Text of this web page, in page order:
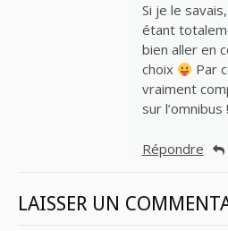
Si je le
étant
bien aller en
choix
Par
vraiment
sur l’omnibus
Répondre
LAISSER UN